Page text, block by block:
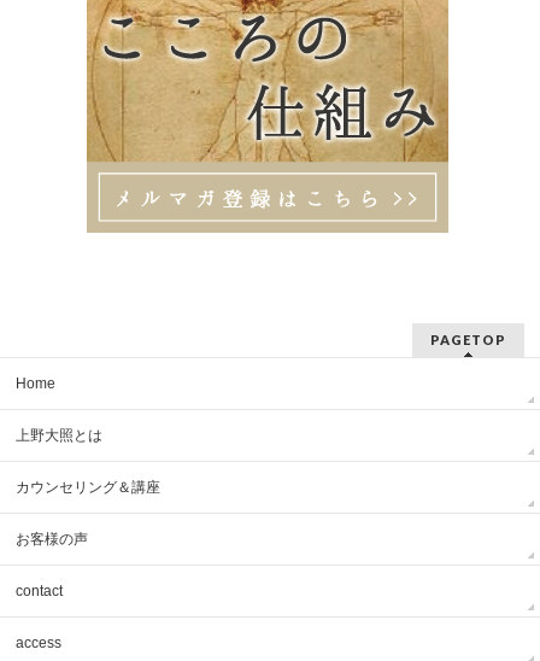
PAGETOP
Home
上野大照とは
カウンセリング＆講座
お客様の声
contact
access